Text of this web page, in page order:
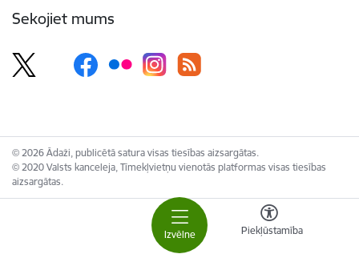
Izvēlne Piekļūstamība
Sekojiet mums
© 2026 Ādaži, publicētā satura visas tiesības aizsargātas.
© 2020 Valsts kanceleja, Tīmekļvietņu vienotās platformas visas tiesības
aizsargātas.